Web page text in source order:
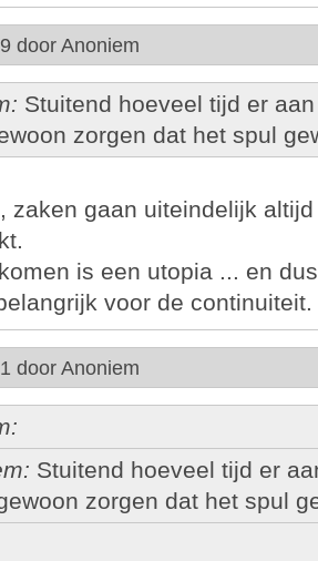
door Anoniem
Stuitend hoeveel tijd er
zorgen dat het spul
zaken gaan uiteindelijk
is een utopia ... en
voor de continuiteit.
door Anoniem
Stuitend hoeveel tijd er
zorgen dat het spul